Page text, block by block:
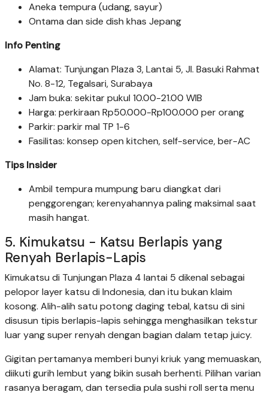
Aneka tempura (udang, sayur)
Ontama dan side dish khas Jepang
Info Penting
Alamat: Tunjungan Plaza 3, Lantai 5, Jl. Basuki Rahmat
No. 8-12, Tegalsari, Surabaya
Jam buka: sekitar pukul 10.00-21.00 WIB
Harga: perkiraan Rp50.000-Rp100.000 per orang
Parkir: parkir mal TP 1-6
Fasilitas: konsep open kitchen, self-service, ber-AC
Tips Insider
Ambil tempura mumpung baru diangkat dari
penggorengan; kerenyahannya paling maksimal saat
masih hangat.
5. Kimukatsu - Katsu Berlapis yang
Renyah Berlapis-Lapis
Kimukatsu di Tunjungan Plaza 4 lantai 5 dikenal sebagai
pelopor layer katsu di Indonesia, dan itu bukan klaim
kosong. Alih-alih satu potong daging tebal, katsu di sini
disusun tipis berlapis-lapis sehingga menghasilkan tekstur
luar yang super renyah dengan bagian dalam tetap juicy.
Gigitan pertamanya memberi bunyi kriuk yang memuaskan,
diikuti gurih lembut yang bikin susah berhenti. Pilihan varian
rasanya beragam, dan tersedia pula sushi roll serta menu